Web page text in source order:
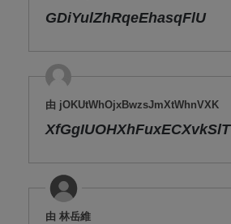
GDiYulZhRqeEhasqFlU
由 jOKUtWhOjxBwzsJmXtWhnVXK
XfGgIUOHXhFuxECXvkSlT
由 林岳維